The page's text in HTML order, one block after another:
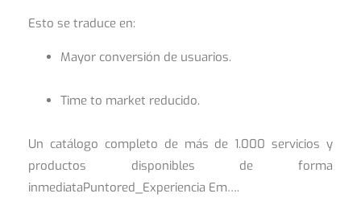
Esto se traduce en:
Mayor conversión de usuarios.
Time to market reducido.
Un catálogo completo de más de 1.000 servicios y
productos disponibles de forma
inmediataPuntored_Experiencia Em….